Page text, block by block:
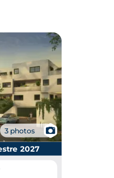
3 photos 📷
2027